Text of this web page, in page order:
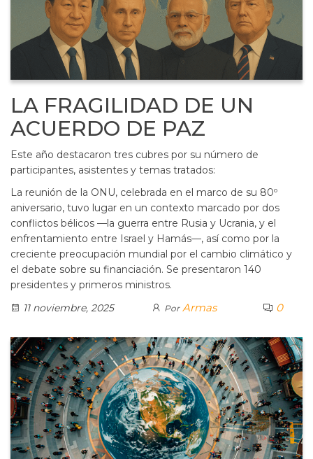
LA FRAGILIDAD DE UN
ACUERDO DE PAZ
Este año destacaron tres cubres por su número de
participantes, asistentes y temas tratados:
La reunión de la ONU, celebrada en el marco de su 80º
aniversario, tuvo lugar en un contexto marcado por dos
conflictos bélicos —la guerra entre Rusia y Ucrania, y el
enfrentamiento entre Israel y Hamás—, así como por la
creciente preocupación mundial por el cambio climático y
el debate sobre su financiación. Se presentaron 140
presidentes y primeros ministros.
11 noviembre, 2025
Por Armas 0